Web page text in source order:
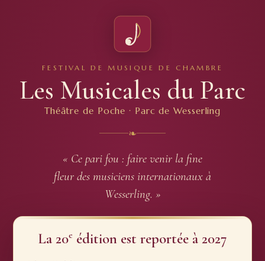
FESTIVAL DE MUSIQUE DE CHAMBRE
Les Musicales du Parc
Théâtre de Poche · Parc de Wesserling
❧
« Ce pari fou : faire venir la fine
fleur des musiciens internationaux à
Wesserling. »
La 20e édition est reportée à 2027